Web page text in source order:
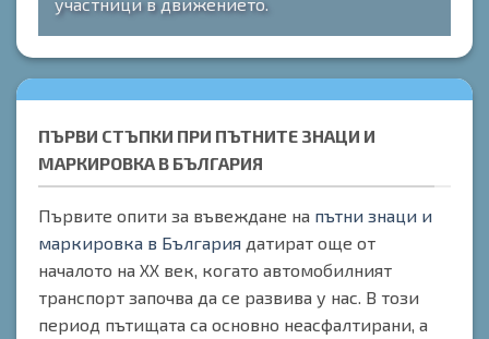
ПЪРВИ СТЪПКИ ПРИ ПЪТНИТЕ ЗНАЦИ И
МАРКИРОВКА В БЪЛГАРИЯ
Първите опити за въвеждане на пътни знаци и
маркировка в Българиядатират още от
началото на XX век, когато автомобилният
транспорт започва да се развива у нас. В този
период пътищата са основно неасфалтирани, а